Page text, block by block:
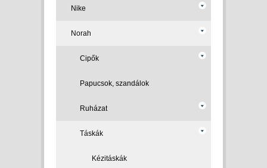
Nike
Norah
Cipők
Papucsok, szandálok
Ruházat
Táskák
Kézitáskák